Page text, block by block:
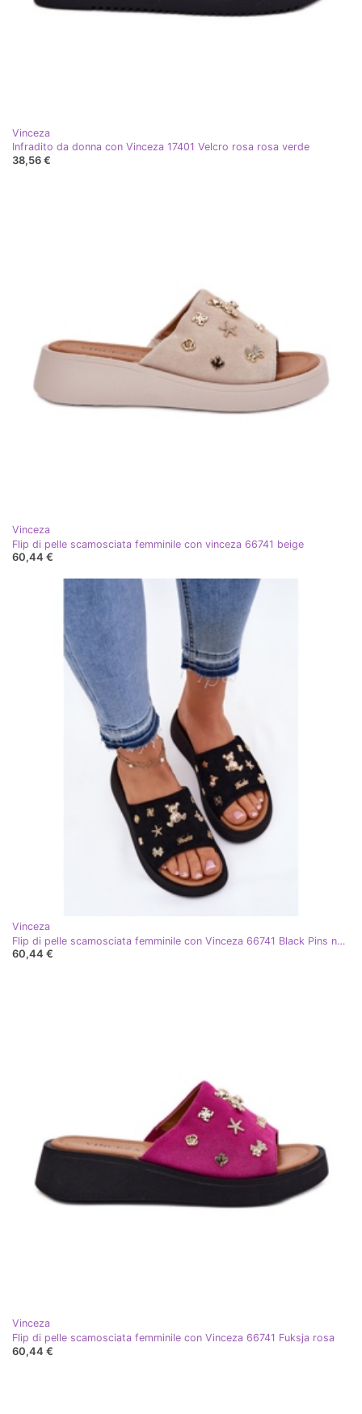
Vinceza
Infradito da donna con Vinceza 17401 Velcro rosa rosa verde
38,56 €
Vinceza
Flip di pelle scamosciata femminile con vinceza 66741 beige
60,44 €
Vinceza
Flip di pelle scamosciata femminile con Vinceza 66741 Black Pins nero
60,44 €
Vinceza
Flip di pelle scamosciata femminile con Vinceza 66741 Fuksja rosa
60,44 €